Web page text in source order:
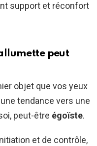
support et réconfort
peut
objet que vos yeux
tendance vers une
peut-être égoïste.
et de contrôle,